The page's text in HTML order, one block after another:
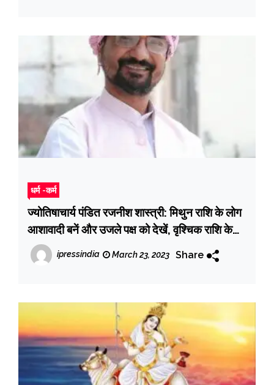
धर्म -कर्म
ज्योतिषाचार्य पंडित रजनीश शास्त्री: मिथुन राशि के लोग
आशावादी बनें और उजले पक्ष को देखें, वृश्चिक राशि के
लोग धैर्य बनाए रखें और समझदारी से काम लें
ipressindia March 23, 2023 Share